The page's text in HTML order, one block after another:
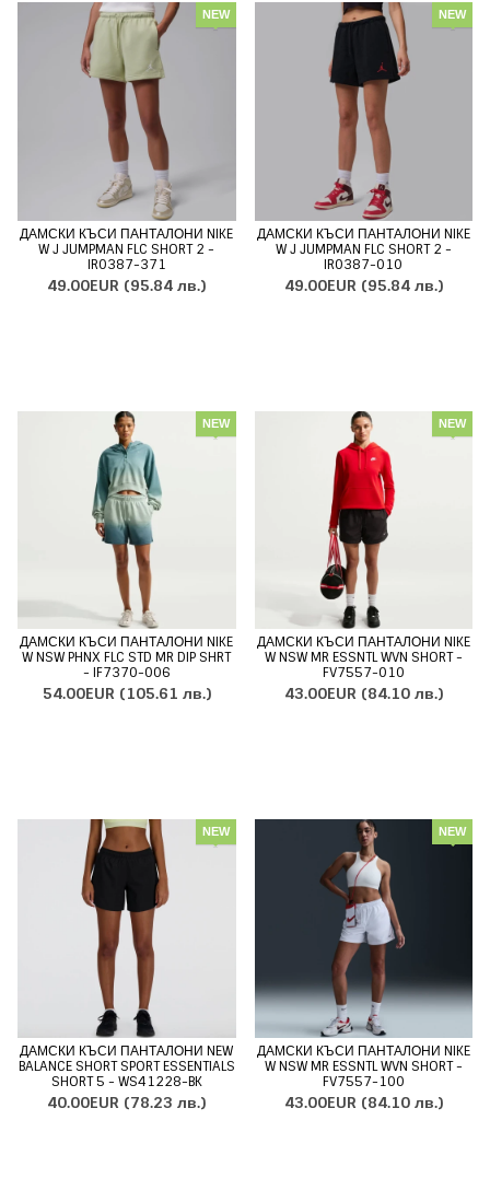
NEW
ДАМСКИ КЪСИ ПАНТАЛОНИ NIKE
W J JUMPMAN FLC SHORT 2 -
IR0387-371
49.00EUR (95.84 лв.)
NEW
ДАМСКИ КЪСИ ПАНТАЛОНИ NIKE
W J JUMPMAN FLC SHORT 2 -
IR0387-010
49.00EUR (95.84 лв.)
NEW
ДАМСКИ КЪСИ ПАНТАЛОНИ NIKE
W NSW PHNX FLC STD MR DIP SHRT
- IF7370-006
54.00EUR (105.61 лв.)
NEW
ДАМСКИ КЪСИ ПАНТАЛОНИ NIKE
W NSW MR ESSNTL WVN SHORT -
FV7557-010
43.00EUR (84.10 лв.)
NEW
ДАМСКИ КЪСИ ПАНТАЛОНИ NEW
BALANCE SHORT SPORT ESSENTIALS
SHORT 5 - WS41228-BK
40.00EUR (78.23 лв.)
NEW
ДАМСКИ КЪСИ ПАНТАЛОНИ NIKE
W NSW MR ESSNTL WVN SHORT -
FV7557-100
43.00EUR (84.10 лв.)